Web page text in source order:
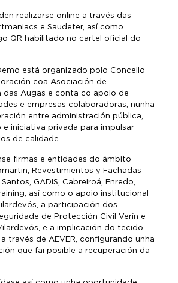
realizarse online a través das
e Saudeter, así como
QR habilitado no cartel oficial do
está organizado polo Concello
coa Asociación de
das Augas e conta co apoio de
e empresas colaboradoras, nunha
entre administración pública,
iniciativa privada para impulsar
de calidade.
firmas e entidades do ámbito
Revestimientos y Fachadas
GADIS, Cabreiroá, Enredo,
así como o apoio institucional
a participación dos
de Protección Civil Verín e
e a implicación do tecido
través de AEVER, configurando unha
que fai posible a recuperación da